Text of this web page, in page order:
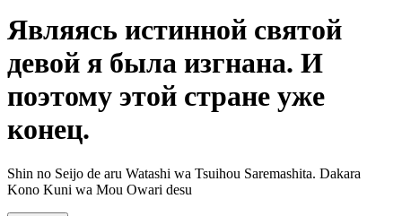
Являясь истинной святой
девой я была изгнана. И
поэтому этой стране уже
конец.
Shin no Seijo de aru Watashi wa Tsuihou Saremashita. Dakara
Kono Kuni wa Mou Owari desu